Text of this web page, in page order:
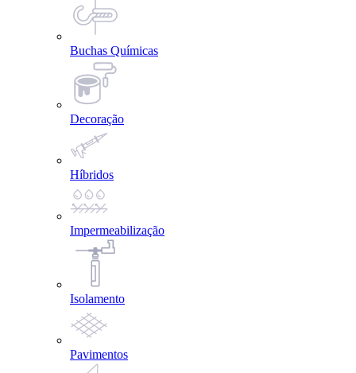
Buchas Químicas
Decoração
Híbridos
Impermeabilização
Isolamento
Pavimentos